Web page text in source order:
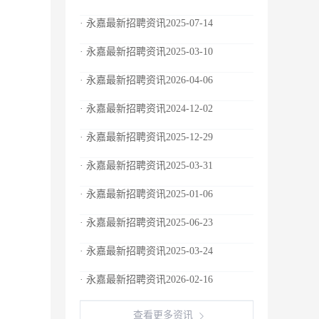
· 永嘉最新招聘资讯2025-07-14
· 永嘉最新招聘资讯2025-03-10
· 永嘉最新招聘资讯2026-04-06
· 永嘉最新招聘资讯2024-12-02
· 永嘉最新招聘资讯2025-12-29
· 永嘉最新招聘资讯2025-03-31
· 永嘉最新招聘资讯2025-01-06
· 永嘉最新招聘资讯2025-06-23
· 永嘉最新招聘资讯2025-03-24
· 永嘉最新招聘资讯2026-02-16
查看更多资讯